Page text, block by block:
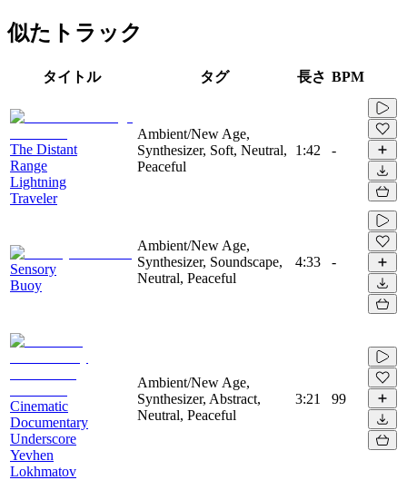
似たトラック
タイトル タグ 長さ BPM
The Distant
Range
Lightning
Traveler
Ambient/New Age,
Synthesizer, Soft, Neutral,
Peaceful
1:42 -
Sensory
Buoy
Ambient/New Age,
Synthesizer, Soundscape,
Neutral, Peaceful
4:33 -
Cinematic
Documentary
Underscore
Yevhen
Lokhmatov
Ambient/New Age,
Synthesizer, Abstract,
Neutral, Peaceful
3:21 99